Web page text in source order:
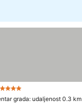
4 Zvezdice
grada: udaljenost 0.3 km